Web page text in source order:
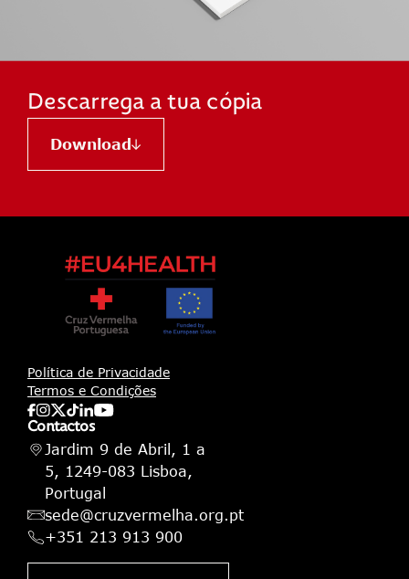
Descarrega a tua cópia
Download
Política de Privacidade
Termos e Condições
Contactos
Jardim 9 de Abril, 1 a
5, 1249-083 Lisboa,
Portugal
sede@cruzvermelha.org.pt
+351 213 913 900